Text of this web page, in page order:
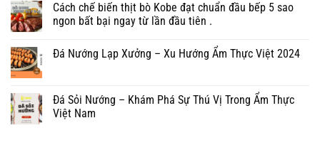
Cách chế biến thịt bò Kobe đạt chuẩn đầu bếp 5 sao
ngon bất bại ngay từ lần đầu tiên .
Đá Nướng Lạp Xưởng – Xu Hướng Ẩm Thực Việt 2024
Đá Sỏi Nướng – Khám Phá Sự Thú Vị Trong Ẩm Thực
Việt Nam